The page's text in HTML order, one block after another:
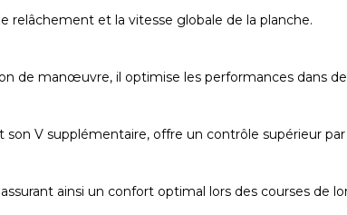
et la vitesse globale de la planche.
de manœuvre, il optimise les performances dans
V supplémentaire, offre un contrôle supérieur par
ainsi un confort optimal lors des courses de